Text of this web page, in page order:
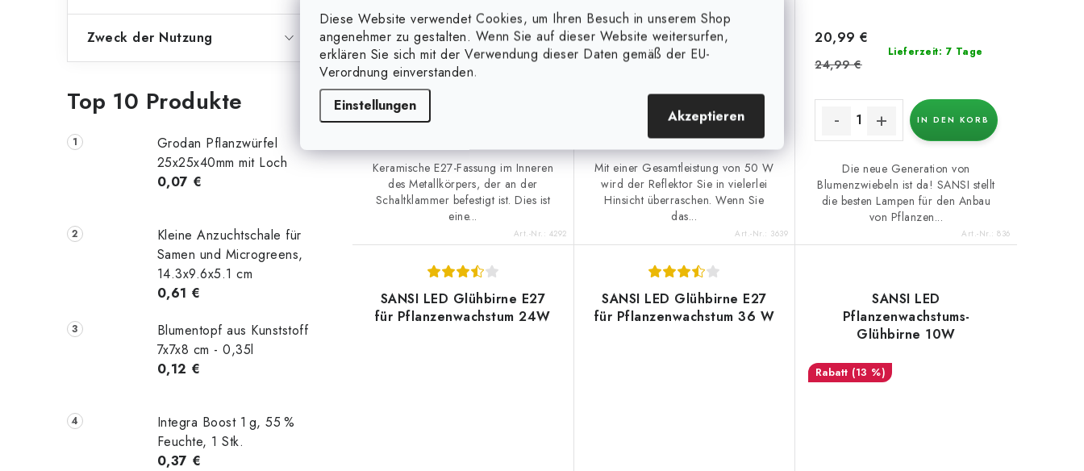
Diese Website verwendet Cookies, um Ihren Besuch in unserem Shop
angenehmer zu gestalten. Wenn Sie auf dieser Website weitersurfen,
erklären Sie sich mit der Verwendung dieser Daten gemäß der EU-
Verordnung einverstanden.
Einstellungen
Akzeptieren
Zweck der Nutzung
Top 10 Produkte
Grodan Pflanzwürfel
25x25x40mm mit Loch
0,07 €
Kleine Anzuchtschale für
Samen und Microgreens,
14.3x9.6x5.1 cm
0,61 €
Blumentopf aus Kunststoff
7x7x8 cm - 0,35l
0,12 €
Integra Boost 1 g, 55 %
Feuchte, 1 Stk.
0,37 €
auf Lager(30 Stk.)
12 €
13,99 €
Keramische E27-Fassung im Inneren
des Metallkörpers, der an der
Schaltklammer befestigt ist. Dies ist
eine...
Art.-Nr.: 4292
auf Lager
60,99 €
85,99 €
IN DEN KORB
Mit einer Gesamtleistung von 50 W
wird der Reflektor Sie in vielerlei
Hinsicht überraschen. Wenn Sie
das...
Art.-Nr.: 3639
Lieferzeit: 7 Tage
20,99 €
24,99 €
IN DEN KORB
Die neue Generation von
Blumenzwiebeln ist da! SANSI stellt
die besten Lampen für den Anbau
von Pflanzen...
Art.-Nr.:836
SANSI LED Glühbirne E27
für Pflanzenwachstum 24W
SANSI LED Glühbirne E27
für Pflanzenwachstum 36 W
SANSI LED
Pflanzenwachstums-
Glühbirne 10W
(13 %)